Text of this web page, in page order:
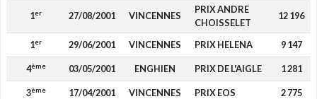
1er 27/08/2001 VINCENNES
PRIX ANDRE
CHOISSELET
12 196
1er 29/06/2001 VINCENNES PRIX HELENA 9 147
4ème 03/05/2001 ENGHIEN PRIX DE L'AIGLE 1 281
3ème 17/04/2001 VINCENNES PRIX EOS 2 775